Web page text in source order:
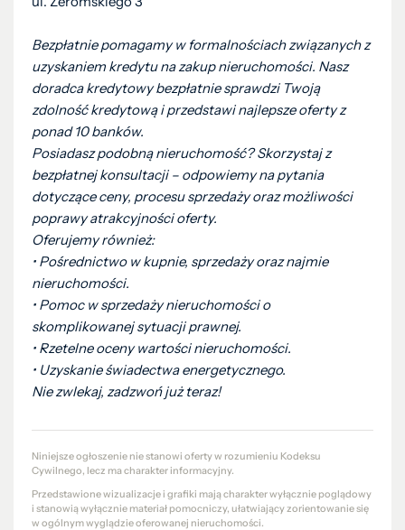
Bezpłatnie pomagamy w formalnościach związanych z
uzyskaniem kredytu na zakup nieruchomości. Nasz
doradca kredytowy bezpłatnie sprawdzi Twoją
zdolność kredytową i przedstawi najlepsze oferty z
ponad 10 banków.
Posiadasz podobną nieruchomość? Skorzystaj z
bezpłatnej konsultacji – odpowiemy na pytania
dotyczące ceny, procesu sprzedaży oraz możliwości
poprawy atrakcyjności oferty.
Oferujemy również:
•⁠ ⁠Pośrednictwo w kupnie, sprzedaży oraz najmie
nieruchomości.
•⁠ ⁠Pomoc w sprzedaży nieruchomości o
skomplikowanej sytuacji prawnej.
•⁠ ⁠Rzetelne oceny wartości nieruchomości.
•⁠ ⁠Uzyskanie świadectwa energetycznego.
Nie zwlekaj, zadzwoń już teraz!
Niniejsze ogłoszenie nie stanowi oferty w rozumieniu Kodeksu
Cywilnego, lecz ma charakter informacyjny.
Przedstawione wizualizacje i grafiki mają charakter wyłącznie poglądowy
i stanowią wyłącznie materiał pomocniczy, ułatwiający zorientowanie się
w ogólnym wyglądzie oferowanej nieruchomości.